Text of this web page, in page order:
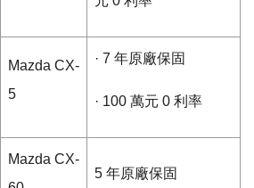
Mazda CX-
5
· 7 年原廠保固
· 100 萬元 0 利率
Mazda CX-
5 年原廠保固